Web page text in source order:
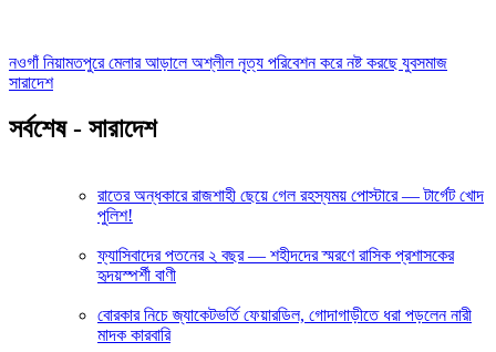
নওগাঁ নিয়ামতপুরে মেলার আড়ালে অশ্লীল নৃত্য পরিবেশন করে নষ্ট করছে যুবসমাজ
সারাদেশ
সর্বশেষ - সারাদেশ
রাতের অন্ধকারে রাজশাহী ছেয়ে গেল রহস্যময় পোস্টারে — টার্গেট খোদ
পুলিশ!
ফ্যাসিবাদের পতনের ২ বছর — শহীদদের স্মরণে রাসিক প্রশাসকের
হৃদয়স্পর্শী বাণী
বোরকার নিচে জ্যাকেটভর্তি ফেয়ারডিল, গোদাগাড়ীতে ধরা পড়লেন নারী
মাদক কারবারি